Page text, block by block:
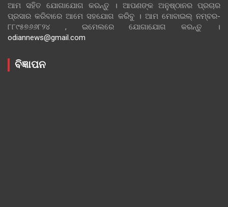
ଆମ ସହିତ ଯୋଗାଯୋଗ କରନ୍ତୁ । ଆପଣଙ୍କ ଅନୁଷ୍ଠାନର ପ୍ରଚାର
ପ୍ରସାର କରିବାରେ ଆମେ ସହଯୋଗ କରିବୁ । ଆମ ମୋବାଇଲ୍ ନମ୍ବର-
୮୮୯୫୭୬୬୮୨୪ , ଇମେଲରେ ଯୋଗାଯୋଗ କରନ୍ତୁ ।
odiannews@gmail.com
ବିଜ୍ଞାପନ